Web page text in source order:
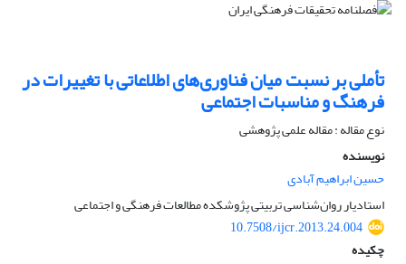
تأملی بر نسبت میان فناوری‌های اطلاعاتی با تغییرات در
فرهنگ و مناسبات اجتماعی
نوع مقاله : مقاله علمی پژوهشی
نویسنده
حسین ابراهیم آبادی
استادیار روان‌شناسی تربیتی پژوشکده مطالعات فرهنگی و اجتماعی
10.7508/ijcr.2013.24.004
چکیده